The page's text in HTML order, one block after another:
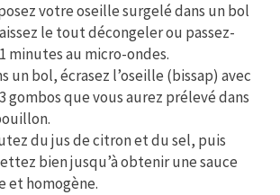
votre oseille surgelé dans un bol
le tout décongeler ou passez-
minutes au micro-ondes.
un bol, écrasez l’oseille (bissap) avec
gombos que vous aurez prélevé dans
dujus de citronet dusel, puis
bien jusqu’à obtenir une sauce
et homogène.